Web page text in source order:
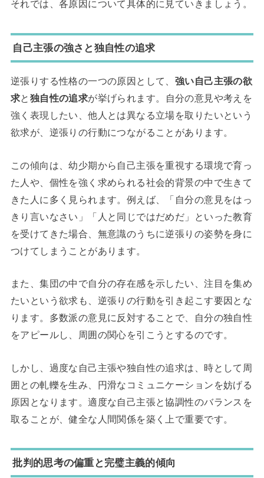
それでは、各原因について具体的に見ていきましょう。
自己主張の強さと独自性の追求
逆張りする性格の一つの原因として、 強い自己主張の欲
求と 独自性の追求が挙げられます。自分の意見や考えを
強く表現したい、他人とは異なる立場を取りたいという
欲求が、逆張りの行動につながることがあります。
この傾向は、幼少期から自己主張を重視する環境で育っ
た人や、個性を強く求められる社会的背景の中で生きて
きた人に多く見られます。例えば、「自分の意見をはっ
きり言いなさい」「人と同じではだめだ」といった教育
を受けてきた場合、無意識のうちに逆張りの姿勢を身に
つけてしまうことがあります。
また、集団の中で自分の存在感を示したい、注目を集め
たいという欲求も、逆張りの行動を引き起こす要因とな
ります。多数派の意見に反対することで、自分の独自性
をアピールし、周囲の関心を引こうとするのです。
しかし、過度な自己主張や独自性の追求は、時として周
囲との軋轢を生み、円滑なコミュニケーションを妨げる
原因となります。適度な自己主張と協調性のバランスを
取ることが、健全な人間関係を築く上で重要です。
批判的思考の偏重と完璧主義的傾向